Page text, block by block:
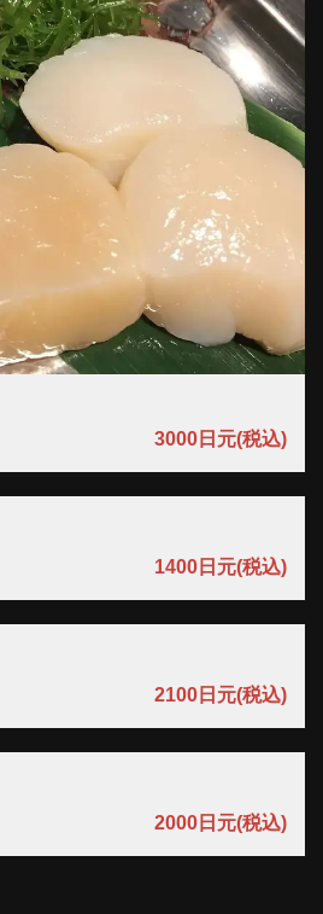
3000日元(税込)
1400日元(税込)
2100日元(税込)
2000日元(税込)
閉じる